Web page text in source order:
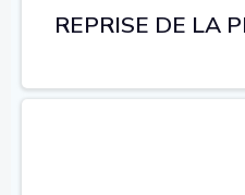
REPRISE DE LA